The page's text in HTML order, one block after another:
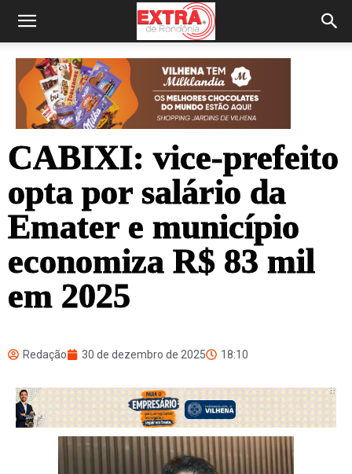
CABIXI: vice-prefeito
opta por salário da
Emater e município
economiza R$ 83 mil
em 2025
Redação 30 de dezembro de 2025 18:10